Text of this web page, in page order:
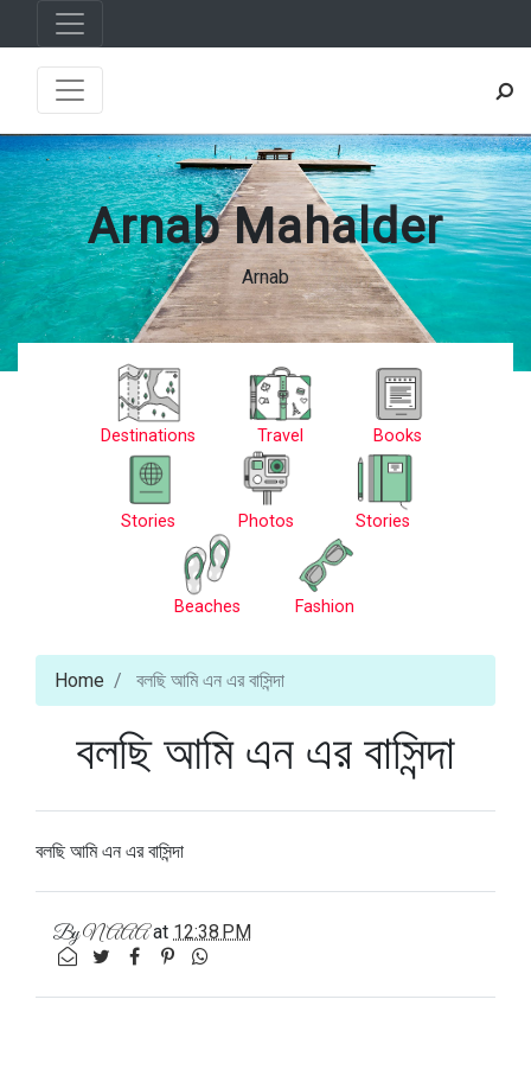
Arnab Mahalder
Arnab
Destinations Travel Books
Stories Photos Stories
Beaches Fashion
Home বলছি আমি এন এর বাসিন্দা
বলছি আমি এন এর বাসিন্দা
বলছি আমি এন এর বাসিন্দা
ByNAAAat 12:38 PM